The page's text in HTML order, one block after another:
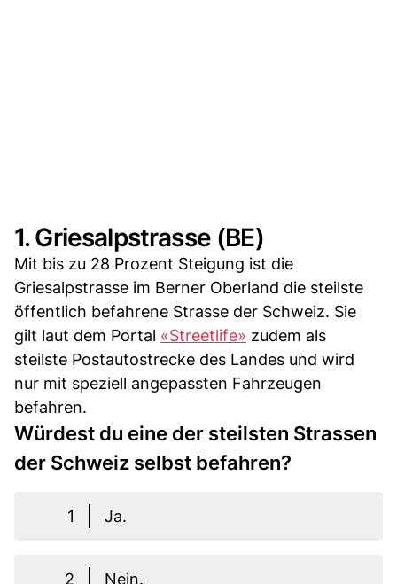
1. Griesalpstrasse (BE)
Mit bis zu 28 Prozent Steigung ist die
Griesalpstrasse im Berner Oberland die steilste
öffentlich befahrene Strasse der Schweiz. Sie
gilt laut dem Portal «Streetlife» zudem als
steilste Postautostrecke des Landes und wird
nur mit speziell angepassten Fahrzeugen
befahren.
Würdest du eine der steilsten Strassen
der Schweiz selbst befahren?
1 Ja.
2 Nein.